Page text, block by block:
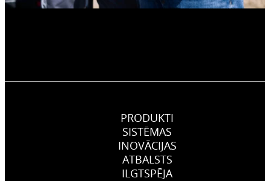
PRODUKTI
SISTĒMAS
INOVĀCIJAS
ATBALSTS
ILGTSPĒJA